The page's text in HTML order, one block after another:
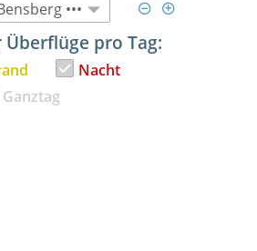


pro Tag:
Nacht
Ganztag